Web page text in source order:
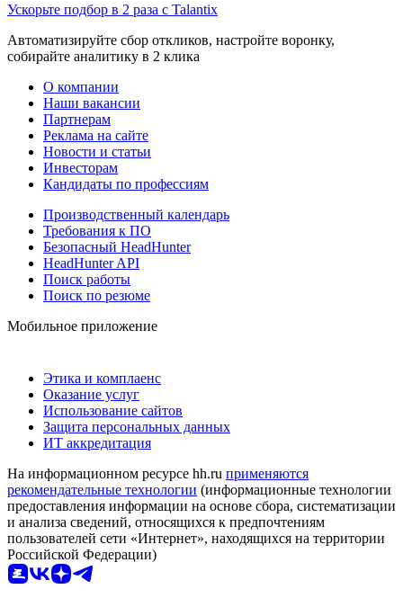
Ускорьте подбор в 2 раза с Talantix
Автоматизируйте сбор откликов, настройте воронку,
собирайте аналитику в 2 клика
О компании
Наши вакансии
Партнерам
Реклама на сайте
Новости и статьи
Инвесторам
Кандидаты по профессиям
Производственный календарь
Требования к ПО
Безопасный HeadHunter
HeadHunter API
Поиск работы
Поиск по резюме
Мобильное приложение
Этика и комплаенс
Оказание услуг
Использование сайтов
Защита персональных данных
ИТ аккредитация
На информационном ресурсе hh.ru применяются
рекомендательные технологии (информационные технологии
предоставления информации на основе сбора, систематизации
и анализа сведений, относящихся к предпочтениям
пользователей сети «Интернет», находящихся на территории
Российской Федерации)